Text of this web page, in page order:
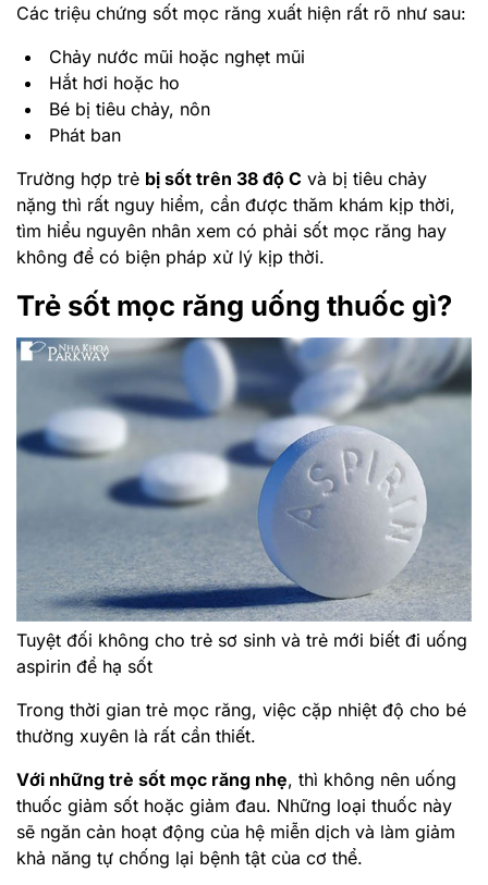
Các triệu chứng sốt mọc răng xuất hiện rất rõ như sau:
Chảy nước mũi hoặc nghẹt mũi
Hắt hơi hoặc ho
Bé bị tiêu chảy, nôn
Phát ban
Trường hợp trẻ bị sốt trên 38 độ C và bị tiêu chảy
nặng thì rất nguy hiểm, cần được thăm khám kịp thời,
tìm hiểu nguyên nhân xem có phải sốt mọc răng hay
không để có biện pháp xử lý kịp thời.
Trẻ sốt mọc răng uống thuốc gì?
Tuyệt đối không cho trẻ sơ sinh và trẻ mới biết đi uống
aspirin để hạ sốt
Trong thời gian trẻ mọc răng, việc cặp nhiệt độ cho bé
thường xuyên là rất cần thiết.
Với những trẻ sốt mọc răng nhẹ, thì không nên uống
thuốc giảm sốt hoặc giảm đau. Những loại thuốc này
sẽ ngăn cản hoạt động của hệ miễn dịch và làm giảm
khả năng tự chống lại bệnh tật của cơ thể.